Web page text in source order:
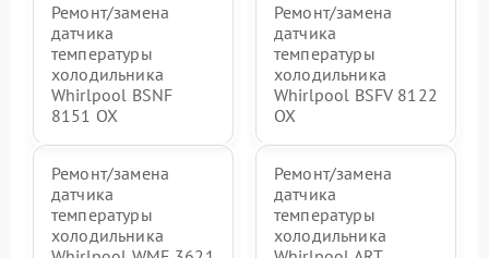
Ремонт/замена
датчика
температуры
холодильника
Whirlpool BSNF
8151 OX
Ремонт/замена
датчика
температуры
холодильника
Whirlpool BSFV 8122
OX
Ремонт/замена
датчика
температуры
холодильника
Ремонт/замена
датчика
температуры
холодильника